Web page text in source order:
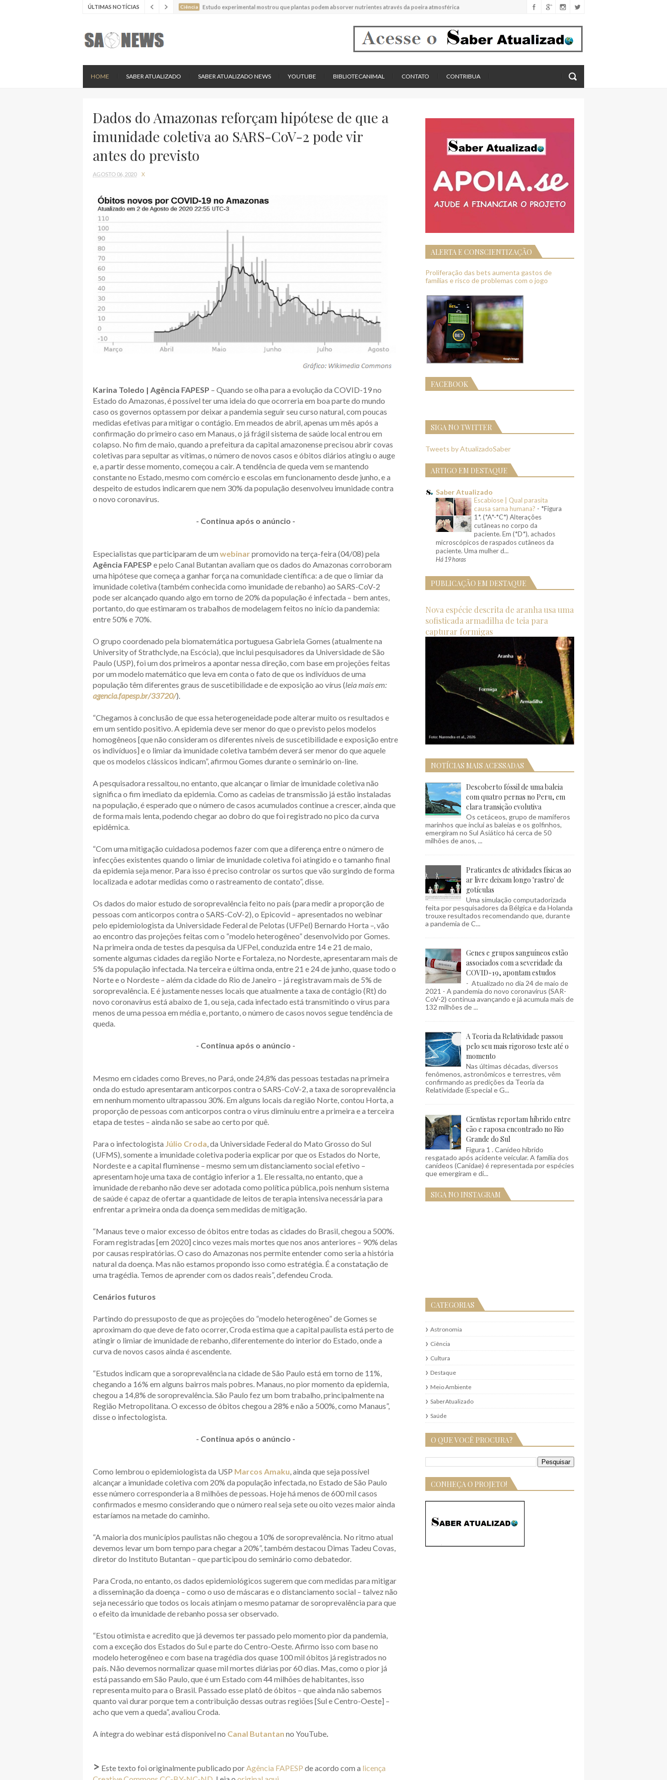
ÚLTIMAS NOTÍCIAS Ciência Estudo experimental mostrou que plantas podem absorver nutrientes através da poeira atmosférica
Batimentos cardíacos promovem supressão do crescimento de cânceres no coração de mamíferos, aponta estudo
HOME SABER ATUALIZADO SABER ATUALIZADO NEWS YOUTUBE BIBLIOTECANIMAL CONTATO CONTRIBUA
Dados do Amazonas reforçam hipótese de que a
imunidade coletiva ao SARS-CoV-2 pode vir
antes do previsto
AGOSTO 06, 2020 X
Karina Toledo | Agência FAPESP – Quando se olha para a evolução da COVID-19 no
Estado do Amazonas, é possível ter uma ideia do que ocorreria em boa parte do mundo
caso os governos optassem por deixar a pandemia seguir seu curso natural, com poucas
medidas efetivas para mitigar o contágio. Em meados de abril, apenas um mês após a
confirmação do primeiro caso em Manaus, o já frágil sistema de saúde local entrou em
colapso. No fim de maio, quando a prefeitura da capital amazonense precisou abrir covas
coletivas para sepultar as vítimas, o número de novos casos e óbitos diários atingiu o auge
e, a partir desse momento, começou a cair. A tendência de queda vem se mantendo
constante no Estado, mesmo com comércio e escolas em funcionamento desde junho, e a
despeito de estudos indicarem que nem 30% da população desenvolveu imunidade contra
o novo coronavírus.
- Continua após o anúncio -
Especialistas que participaram de um webinar promovido na terça-feira (04/08) pela
Agência FAPESP e pelo Canal Butantan avaliam que os dados do Amazonas corroboram
uma hipótese que começa a ganhar força na comunidade científica: a de que o limiar da
imunidade coletiva (também conhecida como imunidade de rebanho) ao SARS-CoV-2
pode ser alcançado quando algo em torno de 20% da população é infectada – bem antes,
portanto, do que estimaram os trabalhos de modelagem feitos no início da pandemia:
entre 50% e 70%.
O grupo coordenado pela biomatemática portuguesa Gabriela Gomes (atualmente na
University of Strathclyde, na Escócia), que inclui pesquisadores da Universidade de São
Paulo (USP), foi um dos primeiros a apontar nessa direção, com base em projeções feitas
por um modelo matemático que leva em conta o fato de que os indivíduos de uma
população têm diferentes graus de suscetibilidade e de exposição ao vírus (leia mais em:
agencia.fapesp.br/33720/).
“Chegamos à conclusão de que essa heterogeneidade pode alterar muito os resultados e
em um sentido positivo. A epidemia deve ser menor do que o previsto pelos modelos
homogêneos [que não consideram os diferentes níveis de suscetibilidade e exposição entre
os indivíduos] e o limiar da imunidade coletiva também deverá ser menor do que aquele
que os modelos clássicos indicam”, afirmou Gomes durante o seminário on-line.
A pesquisadora ressaltou, no entanto, que alcançar o limiar de imunidade coletiva não
significa o fim imediato da epidemia. Como as cadeias de transmissão já estão instaladas
na população, é esperado que o número de casos acumulados continue a crescer, ainda que
de forma mais lenta, podendo chegar ao dobro do que foi registrado no pico da curva
epidêmica.
“Com uma mitigação cuidadosa podemos fazer com que a diferença entre o número de
infecções existentes quando o limiar de imunidade coletiva foi atingido e o tamanho final
da epidemia seja menor. Para isso é preciso controlar os surtos que vão surgindo de forma
localizada e adotar medidas como o rastreamento de contato”, disse.
Os dados do maior estudo de soroprevalência feito no país (para medir a proporção de
pessoas com anticorpos contra o SARS-CoV-2), o Epicovid – apresentados no webinar
pelo epidemiologista da Universidade Federal de Pelotas (UFPel) Bernardo Horta –, vão
ao encontro das projeções feitas com o “modelo heterogêneo” desenvolvido por Gomes.
Na primeira onda de testes da pesquisa da UFPel, conduzida entre 14 e 21 de maio,
somente algumas cidades da região Norte e Fortaleza, no Nordeste, apresentaram mais de
5% da população infectada. Na terceira e última onda, entre 21 e 24 de junho, quase todo o
Norte e o Nordeste – além da cidade do Rio de Janeiro – já registravam mais de 5% de
soroprevalência. E é justamente nesses locais que atualmente a taxa de contágio (Rt) do
novo coronavírus está abaixo de 1, ou seja, cada infectado está transmitindo o vírus para
menos de uma pessoa em média e, portanto, o número de casos novos segue tendência de
queda.
- Continua após o anúncio -
Mesmo em cidades como Breves, no Pará, onde 24,8% das pessoas testadas na primeira
onda do estudo apresentaram anticorpos contra o SARS-CoV-2, a taxa de soroprevalência
em nenhum momento ultrapassou 30%. Em alguns locais da região Norte, contou Horta, a
proporção de pessoas com anticorpos contra o vírus diminuiu entre a primeira e a terceira
etapa de testes – ainda não se sabe ao certo por quê.
Para o infectologista Júlio Croda , da Universidade Federal do Mato Grosso do Sul
(UFMS), somente a imunidade coletiva poderia explicar por que os Estados do Norte,
Nordeste e a capital fluminense – mesmo sem um distanciamento social efetivo –
apresentam hoje uma taxa de contágio inferior a 1. Ele ressalta, no entanto, que a
imunidade de rebanho não deve ser adotada como política pública, pois nenhum sistema
de saúde é capaz de ofertar a quantidade de leitos de terapia intensiva necessária para
enfrentar a primeira onda da doença sem medidas de mitigação.
“Manaus teve o maior excesso de óbitos entre todas as cidades do Brasil, chegou a 500%.
Foram registradas [em 2020] cinco vezes mais mortes que nos anos anteriores – 90% delas
por causas respiratórias. O caso do Amazonas nos permite entender como seria a história
natural da doença. Mas não estamos propondo isso como estratégia. É a constatação de
uma tragédia. Temos de aprender com os dados reais”, defendeu Croda.
Cenários futuros
Partindo do pressuposto de que as projeções do “modelo heterogêneo” de Gomes se
aproximam do que deve de fato ocorrer, Croda estima que a capital paulista está perto de
atingir o limiar de imunidade de rebanho, diferentemente do interior do Estado, onde a
curva de novos casos ainda é ascendente.
“Estudos indicam que a soroprevalência na cidade de São Paulo está em torno de 11%,
chegando a 16% em alguns bairros mais pobres. Manaus, no pior momento da epidemia,
chegou a 14,8% de soroprevalência. São Paulo fez um bom trabalho, principalmente na
Região Metropolitana. O excesso de óbitos chegou a 28% e não a 500%, como Manaus”,
disse o infectologista.
- Continua após o anúncio -
Como lembrou o epidemiologista da USP Marcos Amaku , ainda que seja possível
alcançar a imunidade coletiva com 20% da população infectada, no Estado de São Paulo
esse número corresponderia a 8 milhões de pessoas. Hoje há menos de 600 mil casos
confirmados e mesmo considerando que o número real seja sete ou oito vezes maior ainda
estaríamos na metade do caminho.
“A maioria dos municípios paulistas não chegou a 10% de soroprevalência. No ritmo atual
devemos levar um bom tempo para chegar a 20%”, também destacou Dimas Tadeu Covas,
diretor do Instituto Butantan – que participou do seminário como debatedor.
Para Croda, no entanto, os dados epidemiológicos sugerem que com medidas para mitigar
a disseminação da doença – como o uso de máscaras e o distanciamento social – talvez não
seja necessário que todos os locais atinjam o mesmo patamar de soroprevalência para que
o efeito da imunidade de rebanho possa ser observado.
“Estou otimista e acredito que já devemos ter passado pelo momento pior da pandemia,
com a exceção dos Estados do Sul e parte do Centro-Oeste. Afirmo isso com base no
modelo heterogêneo e com base na tragédia dos quase 100 mil óbitos já registrados no
país. Não devemos normalizar quase mil mortes diárias por 60 dias. Mas, como o pior já
está passando em São Paulo, que é um Estado com 44 milhões de habitantes, isso
representa muito para o Brasil. Passado esse platô de óbitos – que ainda não sabemos
quanto vai durar porque tem a contribuição dessas outras regiões [Sul e Centro-Oeste] –
acho que vem a queda”, avaliou Croda.
A íntegra do webinar está disponível no Canal Butantan no YouTube
> Este texto foi originalmente publicado por Agência FAPESP de acordo com a licença
ALERTA E CONSCIENTIZAÇÃO
Proliferação das bets aumenta gastos de
famílias e risco de problemas com o jogo
FACEBOOK
SIGA NO TWITTER
Tweets by AtualizadoSaber
ARTIGO EM DESTAQUE
Saber Atualizado
Escabiose | Qual parasita
causa sarna humana? - *Figura
1*. (*A*-*C*) Alterações
cutâneas no corpo da
paciente. Em (*D*), achados
microscópicos de raspados cutâneos da
paciente. Uma mulher d...
Há 19 horas
PUBLICAÇÃO EM DESTAQUE
Nova espécie descrita de aranha usa uma
sofisticada armadilha de teia para
capturar formigas
NOTÍCIAS MAIS ACESSADAS
Descoberto fóssil de uma baleia
com quatro pernas no Peru, em
clara transição evolutiva
Os cetáceos, grupo de mamíferos
marinhos que inclui as baleias e os golfinhos,
emergiram no Sul Asiático há cerca de 50
milhões de anos, ...
Praticantes de atividades físicas ao
ar livre deixam longo 'rastro' de
gotículas
Uma simulação computadorizada
feita por pesquisadores da Bélgica e da Holanda
trouxe resultados recomendando que, durante
a pandemia de C...
Genes e grupos sanguíneos estão
associados com a severidade da
COVID-19, apontam estudos
- Atualizado no dia 24 de maio de
2021 - A pandemia do novo coronavírus (SAR-
CoV-2) continua avançando e já acumula mais de
132 milhões de ...
A Teoria da Relatividade passou
pelo seu mais rigoroso teste até o
momento
Nas últimas décadas, diversos
fenômenos, astronômicos e terrestres, vêm
confirmando as predições da Teoria da
Relatividade (Especial e G...
Cientistas reportam híbrido entre
cão e raposa encontrado no Rio
Grande do Sul
Figura 1 . Canídeo híbrido
resgatado após acidente veicular. A família dos
canídeos (Canidae) é representada por espécies
que emergiram e di...
SIGA NO INSTAGRAM
CATEGORIAS
Astronomia
Ciência
Cultura
Destaque
Meio Ambiente
SaberAtualizado
Saúde
O QUE VOCÊ PROCURA?
CONHEÇA O PROJETO!